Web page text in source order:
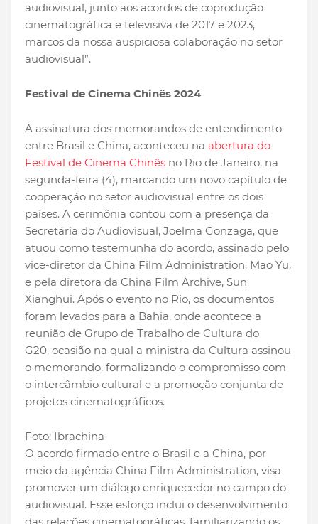
audiovisual, junto aos acordos de coprodução
cinematográfica e televisiva de 2017 e 2023,
marcos da nossa auspiciosa colaboração no setor
audiovisual”.
Festival de Cinema Chinês 2024
A assinatura dos memorandos de entendimento
entre Brasil e China, aconteceu na abertura do
Festival de Cinema Chinês no Rio de Janeiro, na
segunda-feira (4), marcando um novo capítulo de
cooperação no setor audiovisual entre os dois
países. A cerimônia contou com a presença da
Secretária do Audiovisual, Joelma Gonzaga, que
atuou como testemunha do acordo, assinado pelo
vice-diretor da China Film Administration, Mao Yu,
e pela diretora da China Film Archive, Sun
Xianghui. Após o evento no Rio, os documentos
foram levados para a Bahia, onde acontece a
reunião de Grupo de Trabalho de Cultura do
G20, ocasião na qual a ministra da Cultura assinou
o memorando, formalizando o compromisso com
o intercâmbio cultural e a promoção conjunta de
projetos cinematográficos.
Foto: Ibrachina
O acordo firmado entre o Brasil e a China, por
meio da agência China Film Administration, visa
promover um diálogo enriquecedor no campo do
audiovisual. Esse esforço inclui o desenvolvimento